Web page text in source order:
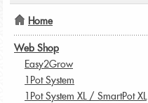
Home
Web Shop
Easy2Grow
1Pot System
1Pot System XL / SmartPot XL